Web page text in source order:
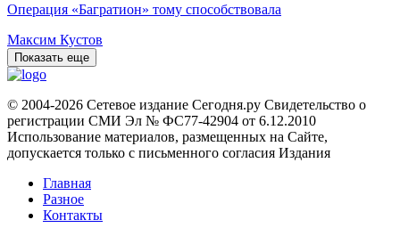
Операция «Багратион» тому способствовала
Максим Кустов
Показать еще
© 2004-2026 Сетевое издание Сегодня.ру Свидетельство о
регистрации СМИ Эл № ФС77-42904 от 6.12.2010
Использование материалов, размещенных на Сайте,
допускается только с письменного согласия Издания
Главная
Разное
Контакты